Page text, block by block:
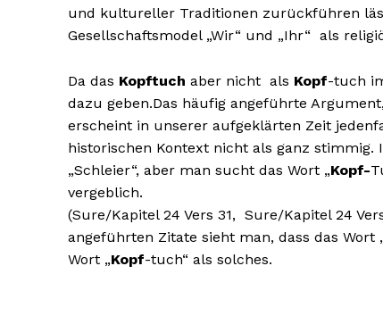
und kultureller Traditionen zurückführen
Gesellschaftsmodel „Wir“ und „Ihr“ als
Da das Kopftuch aber nicht als Kopf-tuch
dazu geben.Das häufig angeführte
erscheint in unserer aufgeklärten Zeit
historischen Kontext nicht als ganz stimmig.
„Schleier“, aber man sucht das Wort „Kopf-
vergeblich.
(Sure/Kapitel 24 Vers 31, Sure/Kapitel 24
angeführten Zitate sieht man, dass das
Wort „Kopf-tuch“ als solches.